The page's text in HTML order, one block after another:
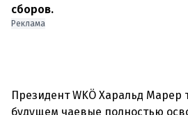
сборов.
Реклама
Президент WKÖ Харальд Марер
будущем чаевые полностью